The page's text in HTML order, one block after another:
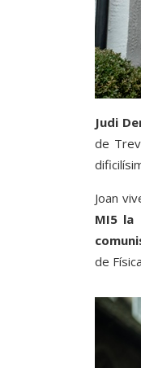
Judi
de
Joan
MI5 la
de